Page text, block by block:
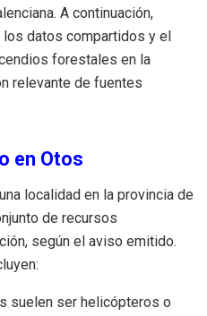
A continuación,
datos compartidos y el
forestales en la
relevante de fuentes
en Otos
localidad en la provincia de
de recursos
según el aviso emitido.
suelen ser helicópteros o